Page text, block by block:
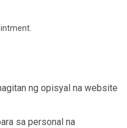
ng opisyal na website
sa personal na